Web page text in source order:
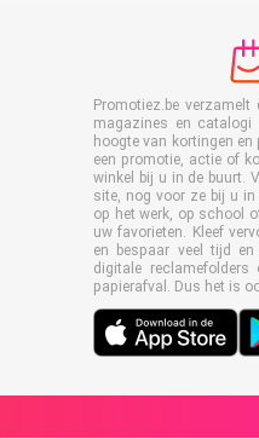
Promotiez.be
magazines en
hoogte van kortingen
een promotie, actie of
winkel bij u in de buurt.
site, nog voor ze bij u
op het werk, op school
uw favorieten. Kleef
en bespaar veel tijd
digitale
papierafval. Dus het is